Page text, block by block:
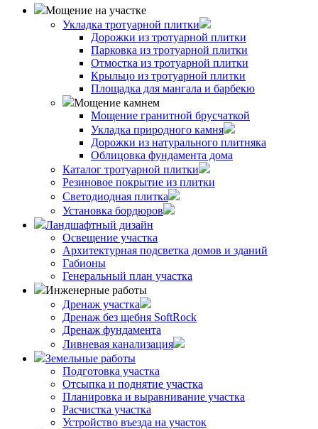
Мощение на участке
Укладка тротуарной плитки
Дорожки из тротуарной плитки
Парковка из тротуарной плитки
Отмостка из тротуарной плитки
Крыльцо из тротуарной плитки
Площадка для мангала и барбекю
Мощение камнем
Мощение гранитной брусчаткой
Укладка природного камня
Дорожки из натурального плитняка
Облицовка фундамента дома
Каталог тротуарной плитки
Резиновое покрытие из плитки
Светодиодная плитка
Установка бордюров
Ландшафтный дизайн
Освещение участка
Архитектурная подсветка домов и зданий
Габионы
Генеральный план участка
Инженерные работы
Дренаж участка
Дренаж без щебня SoftRock
Дренаж фундамента
Ливневая канализация
Земельные работы
Подготовка участка
Отсыпка и поднятие участка
Планировка и выравнивание участка
Расчистка участка
Устройство въезда на участок